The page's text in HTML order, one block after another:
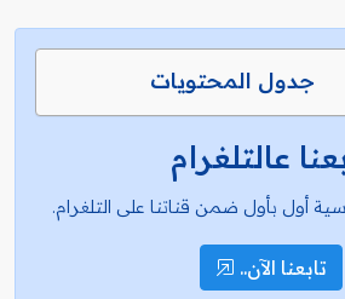
جدول المحتويات
عالتلغرام
أول بأول ضمن قناتنا على التلغرام.
تابعنا الآن..